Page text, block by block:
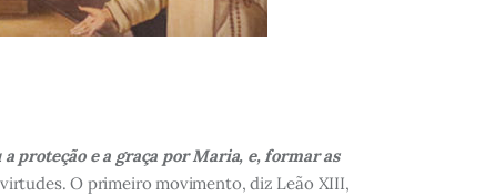
a proteção e a graça por Maria, e, formar as
O primeiro movimento, diz Leão XIII,